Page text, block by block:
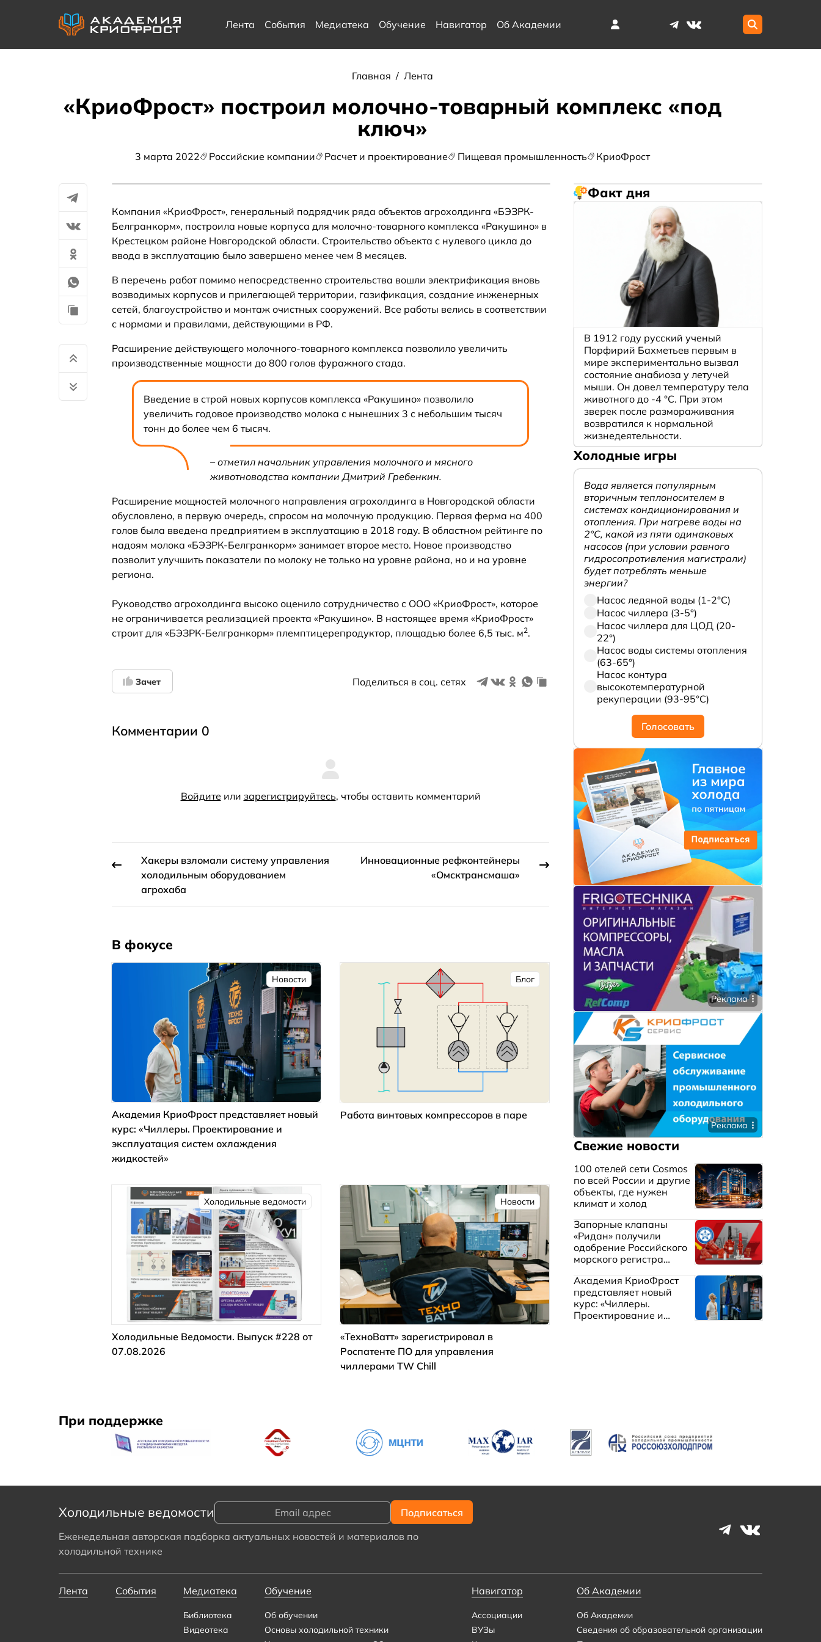
Лента События Медиатека Обучение Навигатор Об Академии
Главная / Лента
«КриоФрост» построил молочно-товарный комплекс «под
ключ»
3 марта 2022 Российские компании Расчет и проектирование Пищевая промышленность КриоФрост
Компания «КриоФрост», генеральный подрядчик ряда объектов агрохолдинга «БЭЗРК-
Белгранкорм», построила новые корпуса для молочно-товарного комплекса «Ракушино» в
Крестецком районе Новгородской области. Строительство объекта с нулевого цикла до
ввода в эксплуатацию было завершено менее чем 8 месяцев.
В перечень работ помимо непосредственно строительства вошли электрификация вновь
возводимых корпусов и прилегающей территории, газификация, создание инженерных
сетей, благоустройство и монтаж очистных сооружений. Все работы велись в соответствии
с нормами и правилами, действующими в РФ.
Расширение действующего молочного-товарного комплекса позволило увеличить
производственные мощности до 800 голов фуражного стада.
Введение в строй новых корпусов комплекса «Ракушино» позволило
увеличить годовое производство молока с нынешних 3 с небольшим тысяч
тонн до более чем 6 тысяч.
– отметил начальник управления молочного и мясного
животноводства компании Дмитрий Гребенкин.
Расширение мощностей молочного направления агрохолдинга в Новгородской области
обусловлено, в первую очередь, спросом на молочную продукцию. Первая ферма на 400
голов была введена предприятием в эксплуатацию в 2018 году. В областном рейтинге по
надоям молока «БЭЗРК-Белгранкорм» занимает второе место. Новое производство
позволит улучшить показатели по молоку не только на уровне района, но и на уровне
региона.
Руководство агрохолдинга высоко оценило сотрудничество с ООО «КриоФрост», которое
не ограничивается реализацией проекта «Ракушино». В настоящее время «КриоФрост»
строит для «БЭЗРК-Белгранкорм» племптицерепродуктор, площадью более 6,5 тыс. м2.
Зачет Поделиться в соц. сетях
Комментарии 0
Войдите или зарегистрируйтесь, чтобы оставить комментарий
Хакеры взломали систему управления
холодильным оборудованием
агрохаба
Инновационные рефконтейнеры
«Омсктрансмаша»
В фокусе
Новости
Академия КриоФрост представляет новый
курс: «Чиллеры. Проектирование и
эксплуатация систем охлаждения
жидкостей»
Блог
Работа винтовых компрессоров в паре
Холодильные ведомости
Холодильные Ведомости. Выпуск #228 от
07.08.2026
Новости
«ТехноВатт» зарегистрировал в
Роспатенте ПО для управления
чиллерами TW Chill
Факт дня
В 1912 году русский ученый
Порфирий Бахметьев первым в
мире экспериментально вызвал
состояние анабиоза у летучей
мыши. Он довел температуру тела
животного до -4 °C. При этом
зверек после размораживания
возвратился к нормальной
жизнедеятельности.
Холодные игры
Вода является популярным
вторичным теплоносителем в
системах кондиционирования и
отопления. При нагреве воды на
2°С, какой из пяти одинаковых
насосов (при условии равного
гидросопротивления магистрали)
будет потреблять меньше
энергии?
Насос ледяной воды (1-2°С)
Насос чиллера (3-5°)
Насос чиллера для ЦОД (20-
22°)
Насос воды системы отопления
(63-65°)
Насос контура
высокотемпературной
рекуперации (93-95°С)
Голосовать
Реклама
Реклама
Свежие новости
100 отелей сети Cosmos
по всей России и другие
объекты, где нужен
климат и холод
Запорные клапаны
«Ридан» получили
одобрение Российского
морского регистра
Академия КриоФрост
представляет новый
курс: «Чиллеры.
Проектирование и
При поддержке
Холодильные ведомости
Еженедельная авторская подборка актуальных новостей и материалов по
холодильной технике
Лента События Медиатека
Библиотека
Видеотека
Обучение
Об обучении
Основы холодильной техники
Навигатор
Ассоциации
ВУЗы
Об Академии
Об Академии
Сведения об образовательной организации